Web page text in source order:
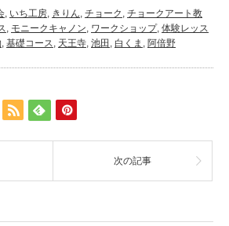
いち工房 きりん チョーク チョークアート教
モニークキャノン ワークショップ, 体験レッス
基礎コース 天王寺 池田 白くま 阿倍野
次の記事